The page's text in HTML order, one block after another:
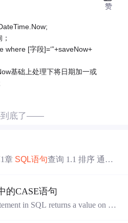
where [字段]=‘”+saveNow+
基础上处理下将日期加一或
赞
底了——
菜鸟永恒 第1章 SQL语句查询 1.1 排序 通过o
) DESC 降序 1.查询所有
O
的CASE语句